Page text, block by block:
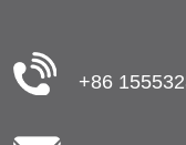
+86